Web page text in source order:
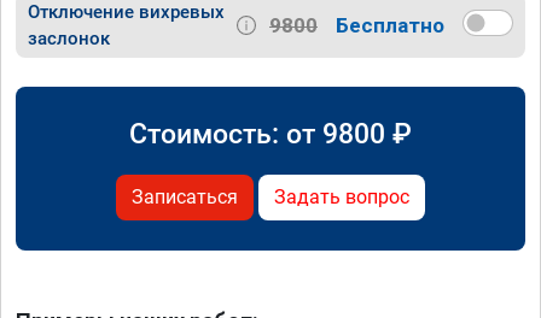
Отключение вихревых
заслонок
9800 Бесплатно
Стоимость: от 9800 ₽
Записаться Задать вопрос